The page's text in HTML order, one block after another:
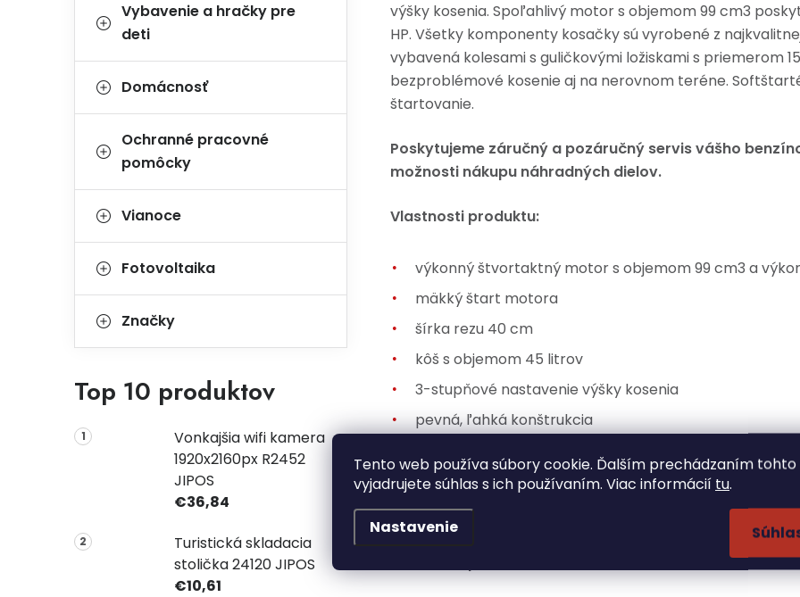
Tento web používa súbory cookie. Ďalším prechádzaním tohto
vyjadrujete súhlas s ich používaním. Viac informácií tu.
Nastavenie
Vybavenie a hračky pre
deti
Domácnosť
Ochranné pracovné
pomôcky
Vianoce
Fotovoltaika
Značky
Top 10 produktov
Vonkajšia wifi kamera
1920x2160px R2452
JIPOS
€36,84
Turistická skladacia
stolička 24120 JIPOS
€10,61
výšky kosenia. Spoľahlivý motor s objemom 99 cm3
HP. Všetky komponenty kosačky sú vyrobené z
vybavená kolesami s guličkovými ložiskami s priemerom
bezproblémové kosenie aj na nerovnom teréne.
štartovanie.
Poskytujeme záručný a pozáručný servis vášho
možnosti nákupu náhradných dielov.
Vlastnosti produktu:
výkonný štvortaktný motor s objemom 99 cm3 a
mäkký štart motora
šírka rezu 40 cm
kôš s objemom 45 litrov
3-stupňové nastavenie výšky kosenia
pevná, ľahká konštrukcia
kryt zadného výstupu z vysokokvalitného plastu
Zadarmo 1l oleja